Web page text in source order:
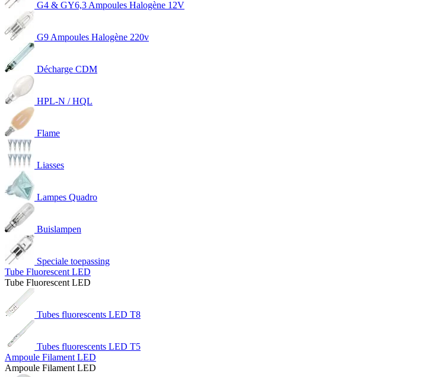
G4 & GY6,3 Ampoules Halogène 12V
G9 Ampoules Halogène 220v
Décharge CDM
HPL-N / HQL
Flame
Liasses
Lampes Quadro
Buislampen
Speciale toepassing
Tube Fluorescent LED
Tube Fluorescent LED
Tubes fluorescents LED T8
Tubes fluorescents LED T5
Ampoule Filament LED
Ampoule Filament LED